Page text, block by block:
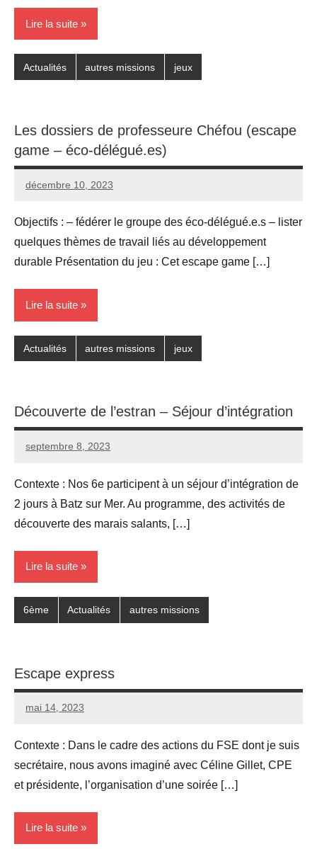
Lire la suite
Actualités autres missions jeux
Les dossiers de professeure Chéfou (escape
game – éco-délégué.es)
décembre 10, 2023
Seg0_La_Vraie
Aucun
Objectifs : – fédérer le groupe des éco-délégué.e.s – lister
quelques thèmes de travail liés au développement
durable Présentation du jeu : Cet escape game […]
Lire la suite
Actualités autres missions jeux
Découverte de l’estran – Séjour d’intégration
septembre 8, 2023
Seg0_La_Vraie
Aucun
Contexte : Nos 6e participent à un séjour d’intégration de
2 jours à Batz sur Mer. Au programme, des activités de
découverte des marais salants, […]
Lire la suite
6ème Actualités autres missions
Escape express
mai 14, 2023
Seg0_La_Vraie
2
Contexte : Dans le cadre des actions du FSE dont je suis
secrétaire, nous avons imaginé avec Céline Gillet, CPE
et présidente, l’organisation d’une soirée […]
Lire la suite